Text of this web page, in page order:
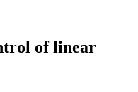
of linear